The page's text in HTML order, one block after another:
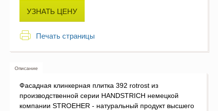
УЗНАТЬ ЦЕНУ
Печать страницы
Описание
Фасадная клинкерная плитка 392 rotrost из
производственной серии HANDSTRICH немецкой
компании STROEHER - натуральный продукт высшего